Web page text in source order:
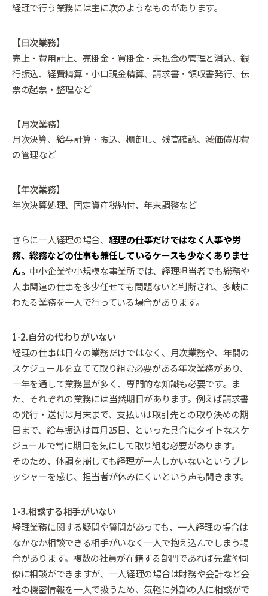
経理で行う業務には主に次のようなものがあります。
【日次業務】
売上・費用計上、売掛金・買掛金・未払金の管理と消込、銀
行振込、経費精算・小口現金精算、請求書・領収書発行、伝
票の起票・整理など
【月次業務】
月次決算、給与計算・振込、棚卸し、残高確認、減価償却費
の管理など
【年次業務】
年次決算処理、固定資産税納付、年末調整など
さらに一人経理の場合、 経理の仕事だけではなく人事や労
務、総務などの仕事も兼任しているケースも少なくありませ
ん。 中小企業や小規模な事業所では、経理担当者でも総務や
人事関連の仕事を多少任せても問題ないと判断され、多岐に
わたる業務を一人で行っている場合があります。
1-2.自分の代わりがいない
経理の仕事は日々の業務だけではなく、月次業務や、年間の
スケジュールを立てて取り組む必要がある年次業務があり、
一年を通して業務量が多く、専門的な知識も必要です。ま
た、それぞれの業務には当然期日があります。例えば請求書
の発行・送付は月末まで、支払いは取引先との取り決めの期
日まで、給与振込は毎月25日、といった具合にタイトなスケ
ジュールで常に期日を気にして取り組む必要があります。
そのため、体調を崩しても経理が一人しかいないというプレ
ッシャーを感じ、担当者が休みにくいという声も聞きます。
1-3.相談する相手がいない
経理業務に関する疑問や質問があっても、一人経理の場合は
なかなか相談できる相手がいなく一人で抱え込んでしまう場
合があります。複数の社員が在籍する部門であれば先輩や同
僚に相談ができますが、一人経理の場合は財務や会計など会
社の機密情報を一人で扱うため、気軽に外部の人に相談がで